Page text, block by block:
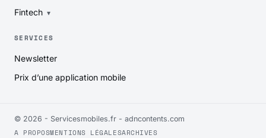
Fintech
SERVICES
Newsletter
Prix d’une application mobile
© 2026 - Servicesmobiles.fr - adncontents.com
A PROPOSMENTIONS LÉGALESARCHIVES